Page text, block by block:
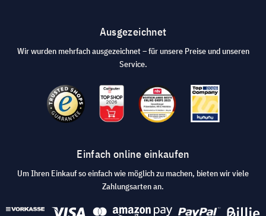
Ausgezeichnet
Wir wurden mehrfach ausgezeichnet – für unsere Preise und unseren
Service.
Einfach online einkaufen
Um Ihren Einkauf so einfach wie möglich zu machen, bieten wir viele
Zahlungsarten an.